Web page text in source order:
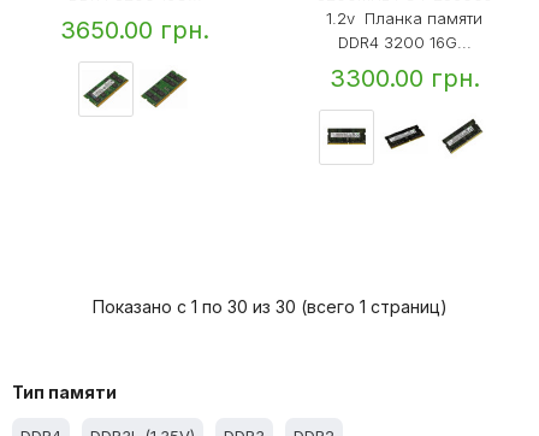
3650.00 грн.
1.2v Планка памяти
DDR4 3200 16G...
3300.00 грн.
Показано с 1 по 30 из 30 (всего 1 страниц)
Тип памяти